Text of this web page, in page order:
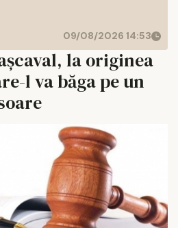
09/08/2026 14:53
la originea
l va băga pe un